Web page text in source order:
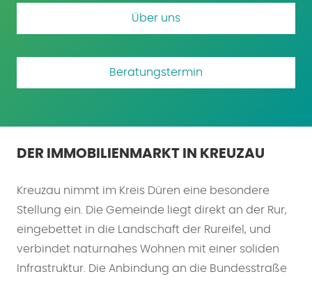
Über uns
Beratungstermin
DER IMMOBILIENMARKT IN KREUZAU
Kreuzau nimmt im Kreis Düren eine besondere
Stellung ein. Die Gemeinde liegt direkt an der Rur,
eingebettet in die Landschaft der Rureifel, und
verbindet naturnahes Wohnen mit einer soliden
Infrastruktur. Die Anbindung an die Bundesstraße